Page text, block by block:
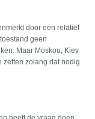
door een relatief
geen
Maar Moskou, Kiev
zetten zolang dat nodig